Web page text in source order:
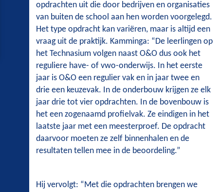
opdrachten uit die door bedrijven en organisaties
van buiten de school aan hen worden voorgelegd.
Het type opdracht kan variëren, maar is altijd een
vraag uit de praktijk. Kamminga: “De leerlingen op
het Technasium volgen naast O&O dus ook het
reguliere have- of vwo-onderwijs. In het eerste
jaar is O&O een regulier vak en in jaar twee en
drie een keuzevak. In de onderbouw krijgen ze elk
jaar drie tot vier opdrachten. In de bovenbouw is
het een zogenaamd profielvak. Ze eindigen in het
laatste jaar met een meesterproef. De opdracht
daarvoor moeten ze zelf binnenhalen en de
resultaten tellen mee in de beoordeling.”
Hij vervolgt: “Met die opdrachten brengen we